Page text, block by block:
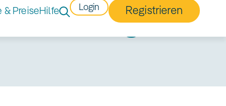
& PreiseHilfe Login Registrieren
in deiner Region